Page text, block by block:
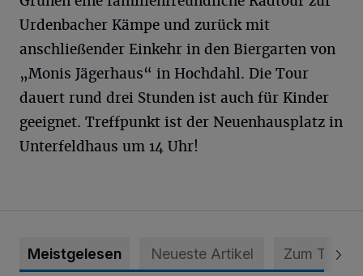
Urdenbacher Kämpe und zurück mit
anschließender Einkehr in den Biergarten von
„Monis Jägerhaus“ in Hochdahl. Die Tour
dauert rund drei Stunden ist auch für Kinder
geeignet. Treffpunkt ist der Neuenhausplatz in
Unterfeldhaus um 14 Uhr!
Meistgelesen Neueste Artikel Zum Thema